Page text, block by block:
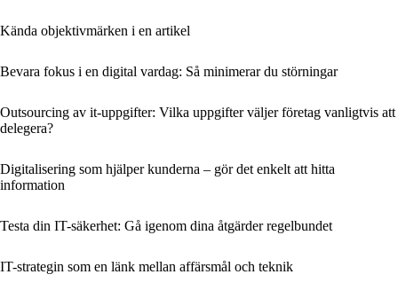
Kända objektivmärken i en artikel
Bevara fokus i en digital vardag: Så minimerar du störningar
Outsourcing av it-uppgifter: Vilka uppgifter väljer företag vanligtvis att
delegera?
Digitalisering som hjälper kunderna – gör det enkelt att hitta
information
Testa din IT-säkerhet: Gå igenom dina åtgärder regelbundet
IT-strategin som en länk mellan affärsmål och teknik